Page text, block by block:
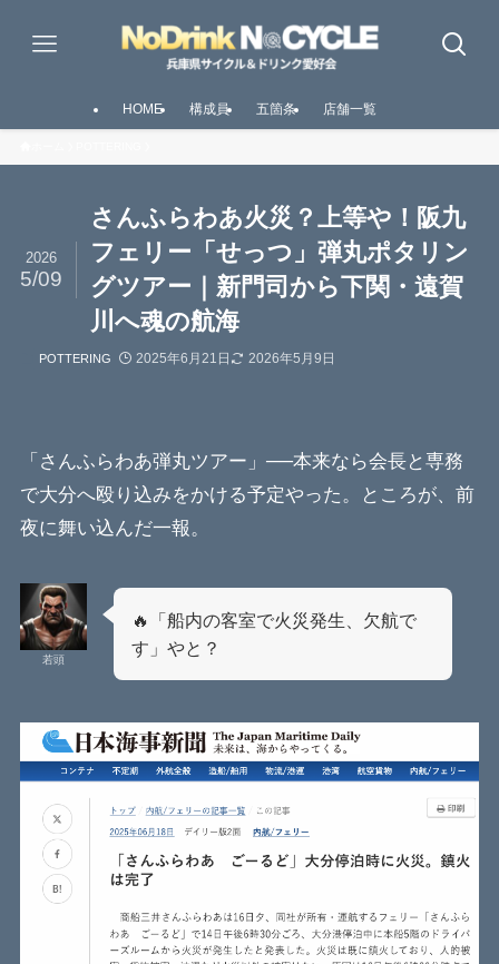
HOME 構成員 五箇条 店舗一覧
さんふらわあ火災？上等や！阪九
フェリー「せっつ」弾丸ポタリン
グツアー｜新門司から下関・遠賀
川へ魂の航海
2026
5/09
POTTERING 2025年6月21日 2026年5月9日
「さんふらわあ弾丸ツアー」──本来なら会長と専務
で大分へ殴り込みをかける予定やった。ところが、前
夜に舞い込んだ一報。
若頭
🔥「船内の客室で火災発生、欠航で
す」やと？